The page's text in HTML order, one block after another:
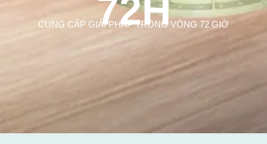
72H
CUNG CẤP GIẢI PHÁP TRONG VÒNG 72 GIỜ